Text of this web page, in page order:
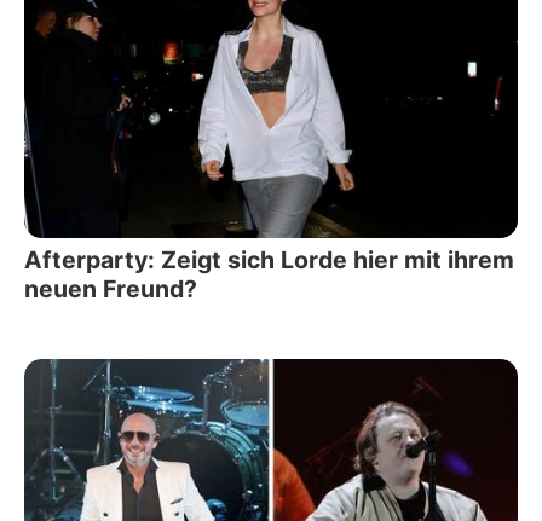
Afterparty: Zeigt sich Lorde hier mit ihrem
neuen Freund?